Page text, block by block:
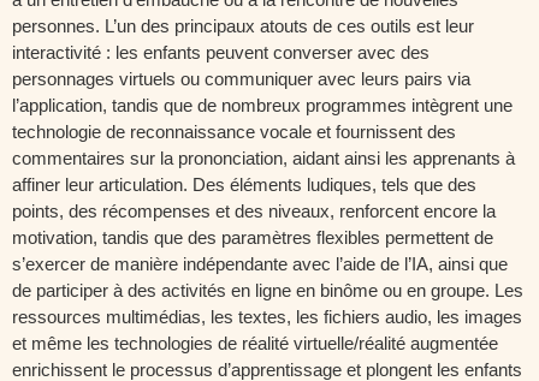
personnes. L’un des principaux atouts de ces outils est leur
interactivité : les enfants peuvent converser avec des
personnages virtuels ou communiquer avec leurs pairs via
l’application, tandis que de nombreux programmes intègrent une
technologie de reconnaissance vocale et fournissent des
commentaires sur la prononciation, aidant ainsi les apprenants à
affiner leur articulation. Des éléments ludiques, tels que des
points, des récompenses et des niveaux, renforcent encore la
motivation, tandis que des paramètres flexibles permettent de
s’exercer de manière indépendante avec l’aide de l’IA, ainsi que
de participer à des activités en ligne en binôme ou en groupe. Les
ressources multimédias, les textes, les fichiers audio, les images
et même les technologies de réalité virtuelle/réalité augmentée
enrichissent le processus d’apprentissage et plongent les enfants